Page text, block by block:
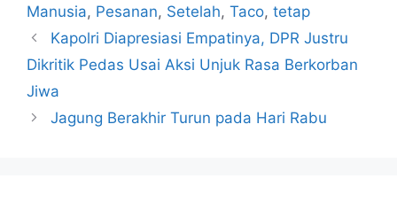
Manusia, Pesanan, Setelah, Taco, tetap
Kapolri Diapresiasi Empatinya, DPR Justru
Dikritik Pedas Usai Aksi Unjuk Rasa Berkorban
Jiwa
Jagung Berakhir Turun pada Hari Rabu